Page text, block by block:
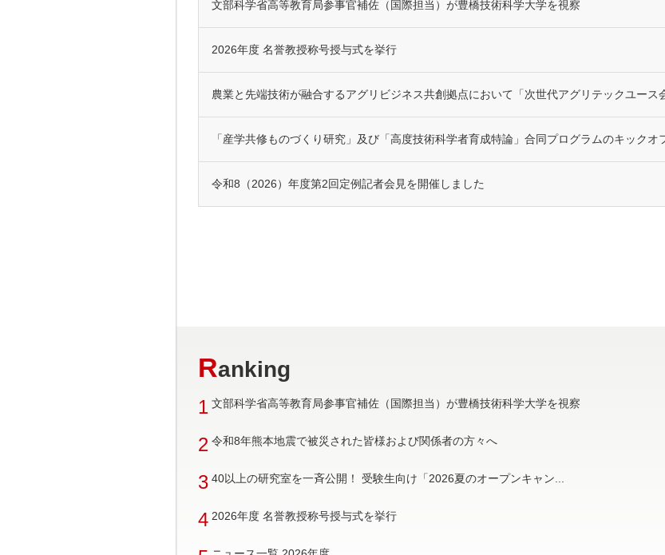
文部科学省高等教育局参事官補佐（国際担当）が豊橋技術科学大学を視察
2026年度 名誉教授称号授与式を挙行
農業と先端技術が融合するアグリビジネス共創拠点において「次世代アグリテックユース
「産学共修ものづくり研究」及び「高度技術科学者育成特論」合同プログラムのキックオ
令和8（2026）年度第2回定例記者会見を開催しました
Ranking
1 文部科学省高等教育局参事官補佐（国際担当）が豊橋技術科学大学を視察
2 令和8年熊本地震で被災された皆様および関係者の方々へ
3 40以上の研究室を一斉公開！ 受験生向け「2026夏のオープンキャン...
4 2026年度 名誉教授称号授与式を挙行